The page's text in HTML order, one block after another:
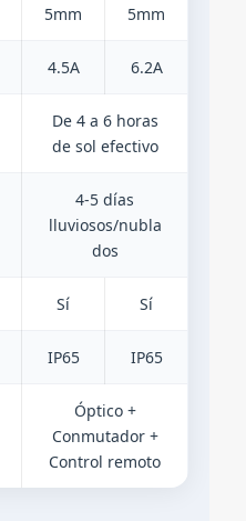
5mm
5mm
4.5A 6.2A
De 4 a 6 horas
de sol efectivo
4-5 días
lluviosos/nubla
dos
Sí Sí
IP65 IP65
Óptico +
Conmutador +
Control remoto